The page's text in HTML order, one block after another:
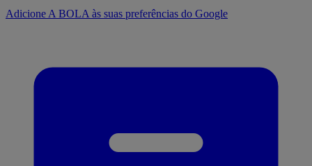
Adicione A BOLA às suas preferências do Google